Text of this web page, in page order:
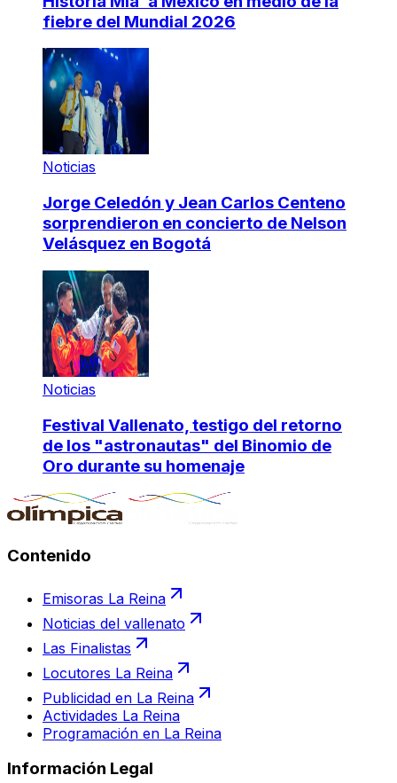
fiebre del Mundial 2026
Noticias
Jorge Celedón y Jean Carlos Centeno
sorprendieron en concierto de Nelson
Velásquez en Bogotá
Noticias
Festival Vallenato, testigo del retorno
de los "astronautas" del Binomio de
Oro durante su homenaje
Contenido
Emisoras La Reina
Noticias del vallenato
Las Finalistas
Locutores La Reina
Publicidad en La Reina
Actividades La Reina
Programación en La Reina
Información Legal